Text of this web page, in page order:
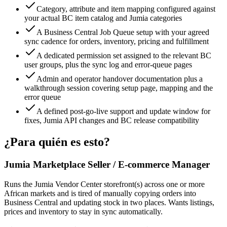
Category, attribute and item mapping configured against
your actual BC item catalog and Jumia categories
A Business Central Job Queue setup with your agreed
sync cadence for orders, inventory, pricing and fulfillment
A dedicated permission set assigned to the relevant BC
user groups, plus the sync log and error-queue pages
Admin and operator handover documentation plus a
walkthrough session covering setup page, mapping and the
error queue
A defined post-go-live support and update window for
fixes, Jumia API changes and BC release compatibility
¿Para quién es esto?
Jumia Marketplace Seller / E-commerce Manager
Runs the Jumia Vendor Center storefront(s) across one or more
African markets and is tired of manually copying orders into
Business Central and updating stock in two places. Wants listings,
prices and inventory to stay in sync automatically.